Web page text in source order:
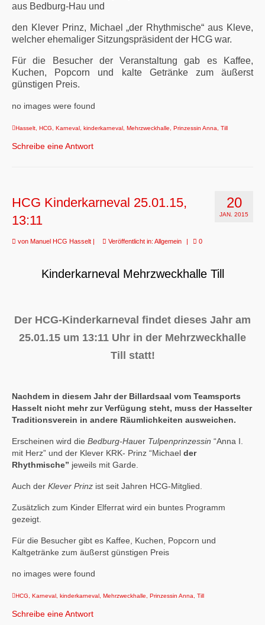
aus Bedburg-Hau und
den Klever Prinz, Michael „der Rhythmische“ aus Kleve,
welcher ehemaliger Sitzungspräsident der HCG war.
Für die Besucher der Veranstaltung gab es Kaffee,
Kuchen, Popcorn und kalte Getränke zum äußerst
günstigen Preis.
no images were found
Hasselt HCG Karneval kinderkarneval Mehrzweckhalle Prinzessin Anna Till
Schreibe eine Antwort
20
JAN. 2015
HCG Kinderkarneval 25.01.15,
13:11
von Manuel HCG Hasselt | Veröffentlicht in: Allgemein | 0
Kinderkarneval Mehrzweckhalle Till
Der HCG-Kinderkarneval findet dieses Jahr am
25.01.15 um 13:11 Uhr in der Mehrzweckhalle
Till statt!
Nachdem in diesem Jahr der Billardsaal vom Teamsports
Hasselt nicht mehr zur Verfügung steht, muss der Hasselter
Traditionsverein in andere Räumlichkeiten ausweichen.
Erscheinen wird die Bedburg-Hauer Tulpenprinzessin “Anna I.
mit Herz” und der Klever KRK- Prinz “Michael der
Rhythmische” jeweils mit Garde.
Auch der Klever Prinz ist seit Jahren HCG-Mitglied.
Zusätzlich zum Kinder Elferrat wird ein buntes Programm
gezeigt.
Für die Besucher gibt es Kaffee, Kuchen, Popcorn und
Kaltgetränke zum äußerst günstigen Preis
no images were found
HCG Karneval kinderkarneval Mehrzweckhalle Prinzessin Anna Till
Schreibe eine Antwort